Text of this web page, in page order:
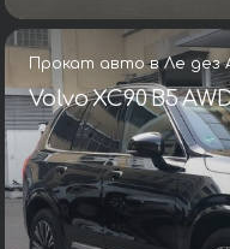
Прокат авто в Ле дез
Volvo XC90 B5